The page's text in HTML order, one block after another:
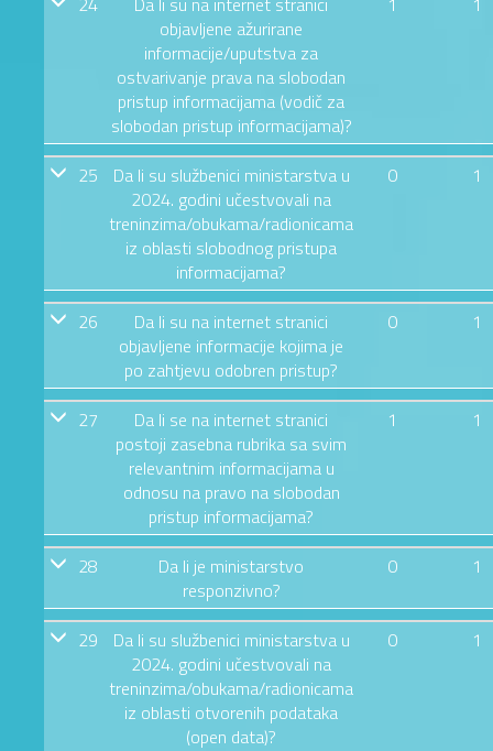
objavljene ažurirane
informacije/uputstva za
ostvarivanje prava na slobodan
pristup informacijama (vodič za
slobodan pristup informacijama)?
25
Da li su službenici ministarstva u
2024. godini učestvovali na
treninzima/obukama/radionicama
iz oblasti slobodnog pristupa
informacijama?
0 1
26
Da li su na internet stranici
objavljene informacije kojima je
po zahtjevu odobren pristup?
0 1
27
Da li se na internet stranici
postoji zasebna rubrika sa svim
relevantnim informacijama u
odnosu na pravo na slobodan
pristup informacijama?
1 1
28
Da li je ministarstvo
responzivno?
0 1
29
Da li su službenici ministarstva u
2024. godini učestvovali na
treninzima/obukama/radionicama
iz oblasti otvorenih podataka
(open data)?
0 1